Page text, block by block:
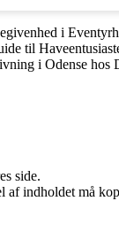
i
til
i Odense hos
side.
indholdet må